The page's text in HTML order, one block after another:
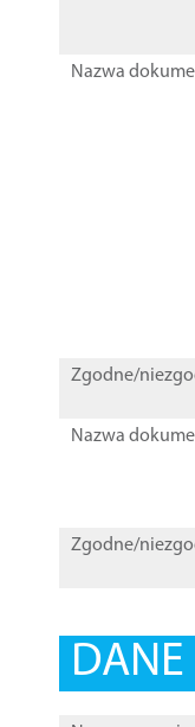
Nazwa
Zgodne/
Nazwa
Zgodne/
DANE